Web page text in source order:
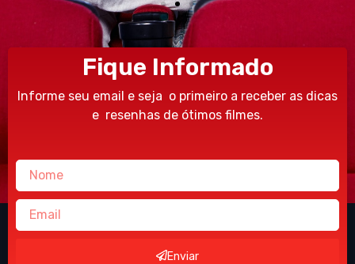
Fique Informado
Informe seu email e seja o primeiro a receber as dicas
e resenhas de ótimos filmes.
Enviar